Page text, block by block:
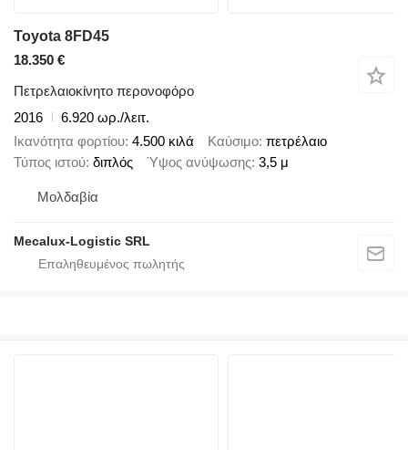
Toyota 8FD45
18.350 €
Πετρελαιοκίνητο περονοφόρο
2016
6.920 ωρ./λειτ.
Ικανότητα φορτίου 4.500 κιλά Καύσιμο πετρέλαιο
Τύπος ιστού διπλός Ύψος ανύψωσης 3,5 μ
Μολδαβία
Mecalux-Logistic SRL